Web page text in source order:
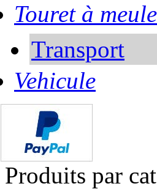
Touret à
Transport
Vehicule
Produits par